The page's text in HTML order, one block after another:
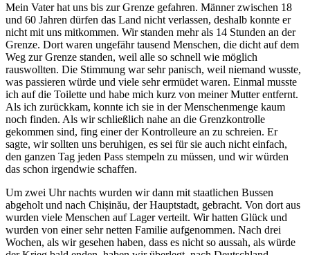
Mein Vater hat uns bis zur Grenze gefahren. Männer zwischen 18
und 60 Jahren dürfen das Land nicht verlassen, deshalb konnte er
nicht mit uns mitkommen. Wir standen mehr als 14 Stunden an der
Grenze. Dort waren ungefähr tausend Menschen, die dicht auf dem
Weg zur Grenze standen, weil alle so schnell wie möglich
rauswollten. Die Stimmung war sehr panisch, weil niemand wusste,
was passieren würde und viele sehr ermüdet waren. Einmal musste
ich auf die Toilette und habe mich kurz von meiner Mutter entfernt.
Als ich zurückkam, konnte ich sie in der Menschenmenge kaum
noch finden. Als wir schließlich nahe an die Grenzkontrolle
gekommen sind, fing einer der Kontrolleure an zu schreien. Er
sagte, wir sollten uns beruhigen, es sei für sie auch nicht einfach,
den ganzen Tag jeden Pass stempeln zu müssen, und wir würden
das schon irgendwie schaffen.
Um zwei Uhr nachts wurden wir dann mit staatlichen Bussen
abgeholt und nach Chișinău, der Hauptstadt, gebracht. Von dort aus
wurden viele Menschen auf Lager verteilt. Wir hatten Glück und
wurden von einer sehr netten Familie aufgenommen. Nach drei
Wochen, als wir gesehen haben, dass es nicht so aussah, als würde